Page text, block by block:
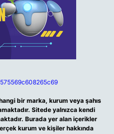
bir marka, kurum veya şahıs
Sitede yalnızca kendi
Burada yer alan içerikler
kurum ve kişiler hakkında